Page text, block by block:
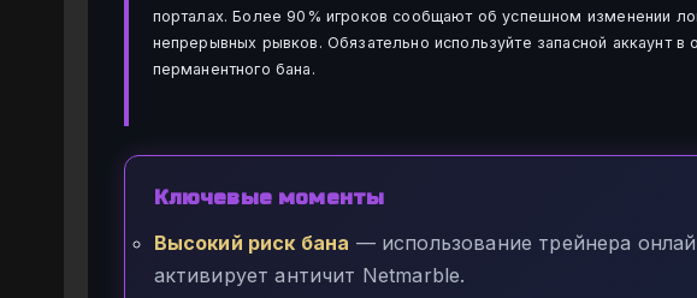
порталах. Более 90% игроков сообщают об успешном изменении
непрерывных рывков. Обязательно используйте запасной аккаунт
перманентного бана.
Ключевые моменты
Высокий риск бана — использование трейнера
активирует античит Netmarble.